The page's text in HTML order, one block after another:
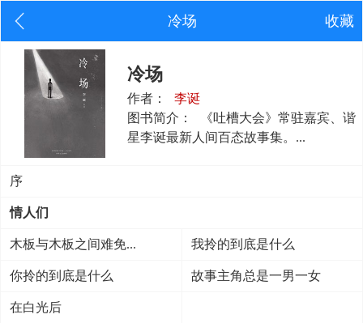
冷场 收藏
冷场
作者：
李诞
图书简介：
《吐槽大会》常驻嘉宾、谐
星李诞最新人间百态故事集。...
序
情人们
木板与木板之间难免... 我拎的到底是什么
你拎的到底是什么 故事主角总是一男一女
在白光后